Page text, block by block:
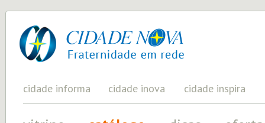
cidade
nova
UM
PROJETO
PELA
FRATERNIDADE
cidade informa cidade inova cidade inspira